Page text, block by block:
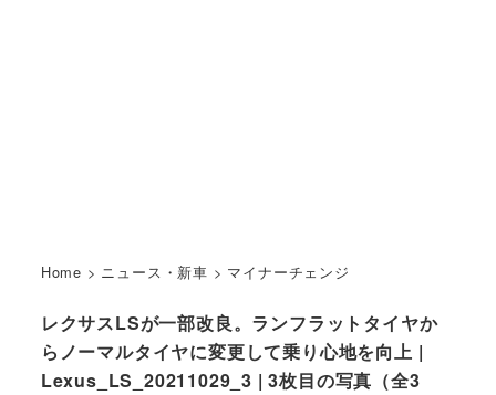
Home > ニュース・新車 > マイナーチェンジ
レクサスLSが一部改良。ランフラットタイヤか
らノーマルタイヤに変更して乗り心地を向上 |
Lexus_LS_20211029_3 | 3枚目の写真（全3